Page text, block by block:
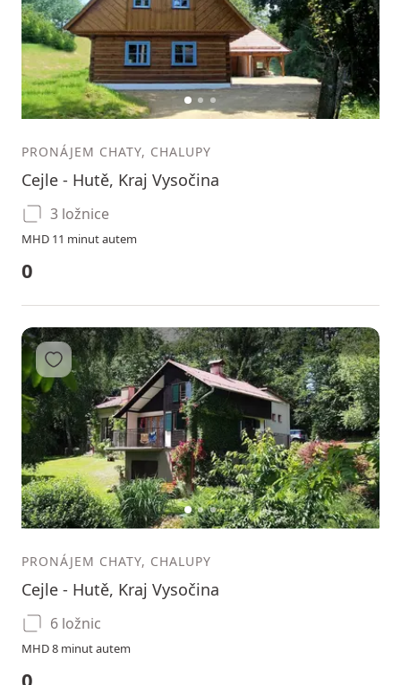
12 3
PRONÁJEM CHATY, CHALUPY
Cejle - Hutě, Kraj Vysočina
3 ložnice
MHD 11 minut autem
0
12 3
Přidat do oblíbených
PRONÁJEM CHATY, CHALUPY
Cejle - Hutě, Kraj Vysočina
6 ložnic
MHD 8 minut autem
0